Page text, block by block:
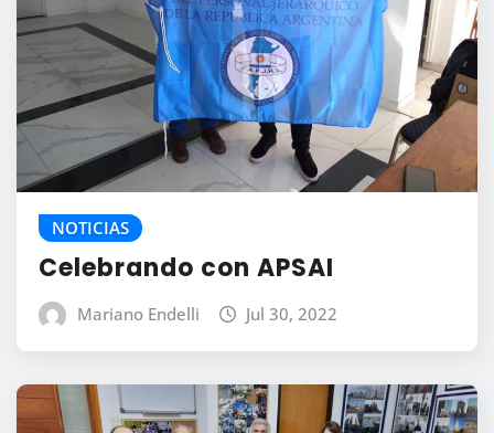
NOTICIAS
Celebrando con APSAI
Mariano Endelli Jul 30, 2022